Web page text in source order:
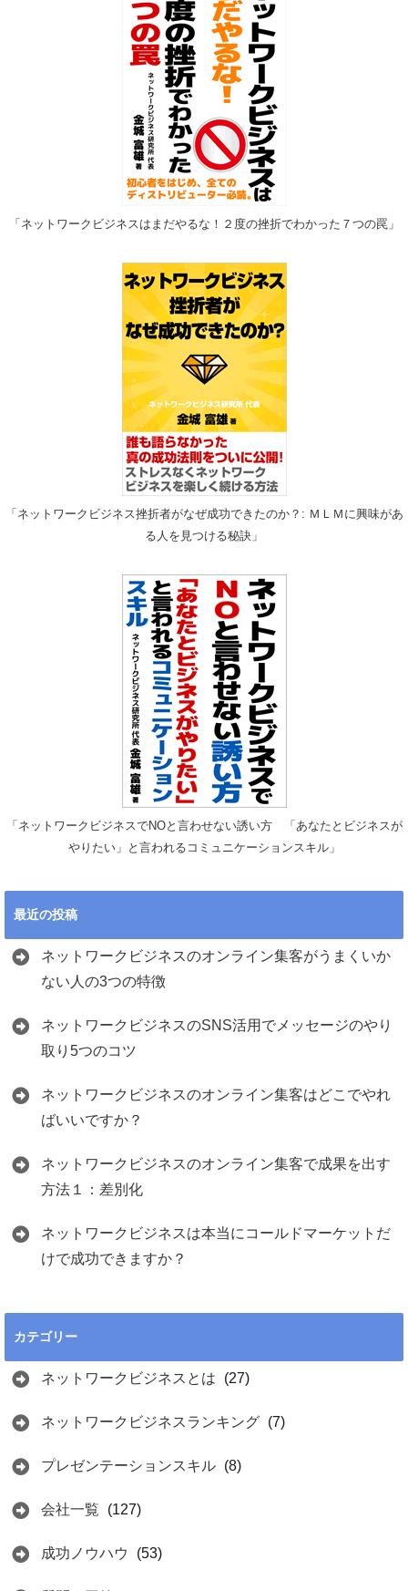
「ネットワークビジネスはまだやるな！２度の挫折でわかった７つの罠」
「ネットワークビジネス挫折者がなぜ成功できたのか？: ＭＬＭに興味があ
る人を見つける秘訣」
「ネットワークビジネスでNOと言わせない誘い方 「あなたとビジネスが
やりたい」と言われるコミュニケーションスキル」
最近の投稿
ネットワークビジネスのオンライン集客がうまくいか
ない人の3つの特徴
ネットワークビジネスのSNS活用でメッセージのやり
取り5つのコツ
ネットワークビジネスのオンライン集客はどこでやれ
ばいいですか？
ネットワークビジネスのオンライン集客で成果を出す
方法１：差別化
ネットワークビジネスは本当にコールドマーケットだ
けで成功できますか？
カテゴリー
ネットワークビジネスとは (27)
ネットワークビジネスランキング (7)
プレゼンテーションスキル (8)
会社一覧 (127)
成功ノウハウ (53)